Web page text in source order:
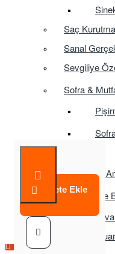
Saç
Sanal
Sevgiliye
Sofra &
Tasarruflu
Temizlik ve
TV
Sepete Ekle
Çok Satılan Ürün